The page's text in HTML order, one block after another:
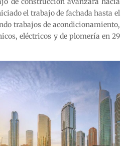
el trabajo de fachada hasta el
trabajos de acondicionamiento,
eléctricos y de plomería en 29